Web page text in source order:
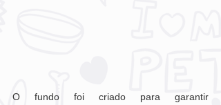
O fundo foi criado para garantir